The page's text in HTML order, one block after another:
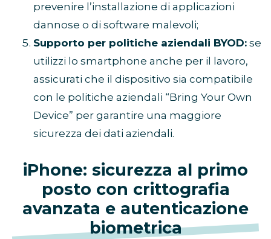
prevenire l’installazione di applicazioni
dannose o di software malevoli;
Supporto per politiche aziendali BYOD: se
utilizzi lo smartphone anche per il lavoro,
assicurati che il dispositivo sia compatibile
con le politiche aziendali “Bring Your Own
Device” per garantire una maggiore
sicurezza dei dati aziendali.
iPhone: sicurezza al primo
posto con crittografia
avanzata e autenticazione
biometrica